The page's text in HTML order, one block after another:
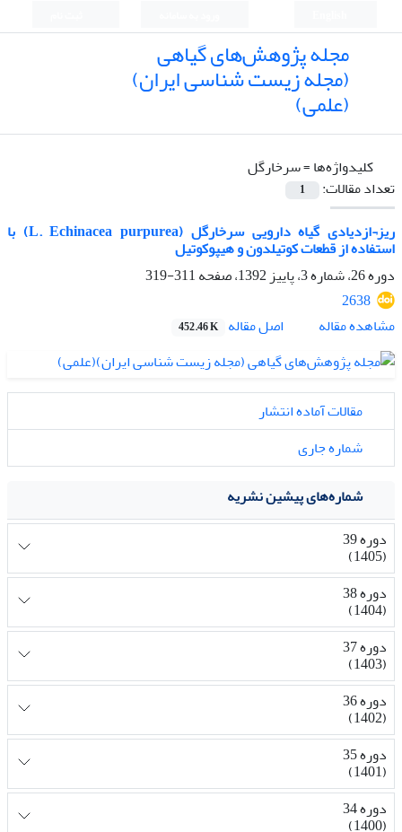
مجله پژوهش‌های گیاهی
(مجله زیست شناسی ایران)
(علمی)
کلیدواژه‌ها =سرخارگل
تعداد مقالات:
1
ریز¬ازدیادی گیاه دارویی سرخارگل (L. Echinacea purpurea) با
استفاده از قطعات کوتیلدون و هیپوکوتیل
دوره 26، شماره 3، پاییز 1392، صفحه
311-319
2638
مشاهده مقاله
اصل مقاله 452.46 K
مقالات آماده انتشار
شماره جاری
شماره‌های پیشین نشریه
دوره 39
(1405)
دوره 38
(1404)
دوره 37
(1403)
دوره 36
(1402)
دوره 35
(1401)
دوره 34
(1400)